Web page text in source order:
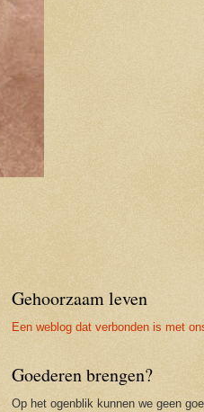
Gehoorzaam leven
Een weblog dat verbonden is met
Goederen brengen?
Op het ogenblik kunnen we geen